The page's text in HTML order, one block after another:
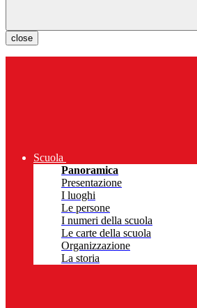
close
Scuola
Panoramica
Presentazione
I luoghi
Le persone
I numeri della scuola
Le carte della scuola
Organizzazione
La storia